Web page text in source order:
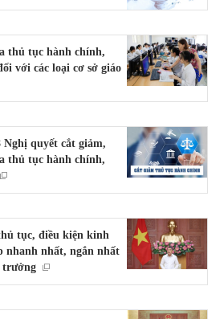
thủ tục hành chính,
với các loại cơ sở giáo
quyết cắt giảm,
thủ tục hành chính,
tục, điều kiện kinh
nhanh nhất, ngắn nhất
trưởng